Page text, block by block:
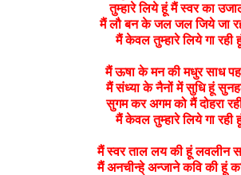
तुम्हारे लिये हूं मैं स्वर का
मैं लौ बन के जल जल जिये जा
मैं केवल तुम्हारे लिये गा रही
मैं ऊषा के मन की मधुर साध
मैं संध्या के नैनों में सुधि हूं
सुगम कर अगम को मैं दोहरा
मैं केवल तुम्हारे लिये गा रही
मैं स्वर ताल लय की हूं लवलीन
मैं अनचीन्हे् अन्जाने कवि की हूं